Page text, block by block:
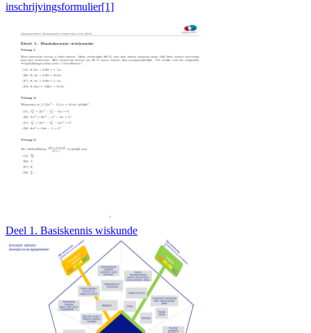
inschrijvingsformulier[1]
Deel 1. Basiskennis wiskunde